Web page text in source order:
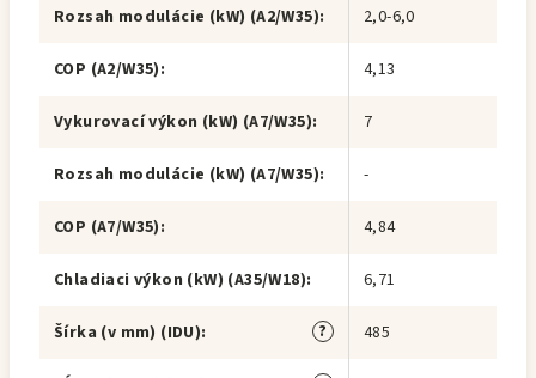
Rozsah modulácie (kW) (A2/W35): 2,0-6,0
COP (A2/W35): 4,13
Vykurovací výkon (kW) (A7/W35): 7
Rozsah modulácie (kW) (A7/W35): -
COP (A7/W35): 4,84
Chladiaci výkon (kW) (A35/W18): 6,71
?
Šírka (v mm) (IDU): 485